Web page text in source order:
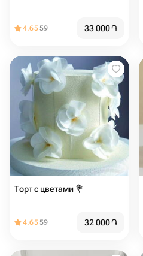
4.6559 33 000֏
Торт с цветами 💐
4.6559 32 000֏